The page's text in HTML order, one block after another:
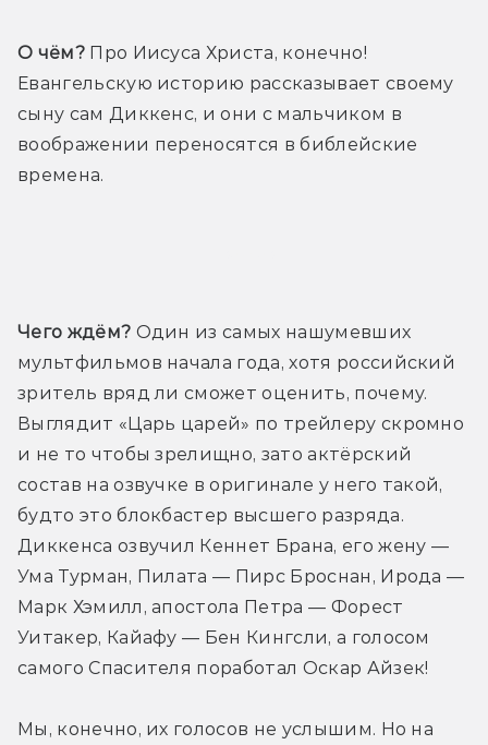
О чём? Про Иисуса Христа, конечно!
Евангельскую историю рассказывает своему
сыну сам Диккенс, и они с мальчиком в
воображении переносятся в библейские
времена.
Чего ждём? Один из самых нашумевших
мультфильмов начала года, хотя российский
зритель вряд ли сможет оценить, почему.
Выглядит «Царь царей» по трейлеру скромно
и не то чтобы зрелищно, зато актёрский
состав на озвучке в оригинале у него такой,
будто это блокбастер высшего разряда.
Диккенса озвучил Кеннет Брана, его жену —
Ума Турман, Пилата — Пирс Броснан, Ирода —
Марк Хэмилл, апостола Петра — Форест
Уитакер, Кайафу — Бен Кингсли, а голосом
самого Спасителя поработал Оскар Айзек!
Мы, конечно, их голосов не услышим. Но на